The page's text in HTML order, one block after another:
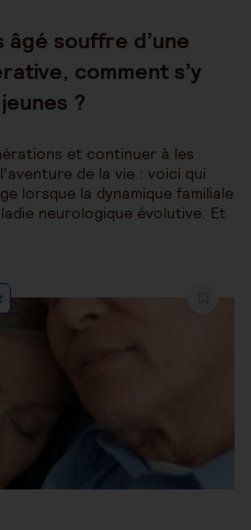
âgé souffre d’une
comment s’y
?
et continuer à les
de la vie : voici qui
lorsque la dynamique familiale
neurologique évolutive. Et